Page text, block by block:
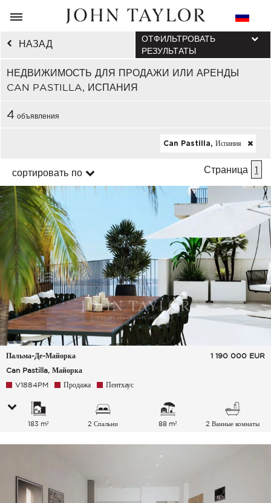
НАЗАД
НЕДВИЖИМОСТЬ ДЛЯ ПРОДАЖИ ИЛИ АРЕНДЫ
CAN PASTILLA, ИСПАНИЯ
ОТФИЛЬТРОВАТЬ
РЕЗУЛЬТАТЫ
4 объявления
Can Pastilla, Испания
сортировать по Страница 1
Пальма-Де-Майорка
Can Pastilla, Майорка
1 190 000 EUR
V1884PM Продажа Пентхаус
183 m² 2 Спальни 88 m² 2 Ванные комнаты